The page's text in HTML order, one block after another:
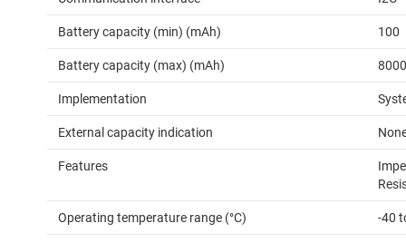
Battery capacity (min) (mAh) 100
Battery capacity (max) (mAh) 8000
Implementation
External capacity indication
Features
Operating temperature range (°C) -40